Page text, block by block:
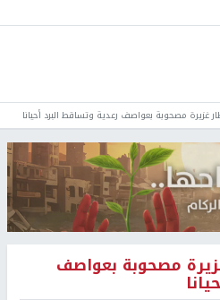
غزيرة مصحوبة بعواصف رعدية وتساقط البرد أحيانا
مصحوبة بعواصف